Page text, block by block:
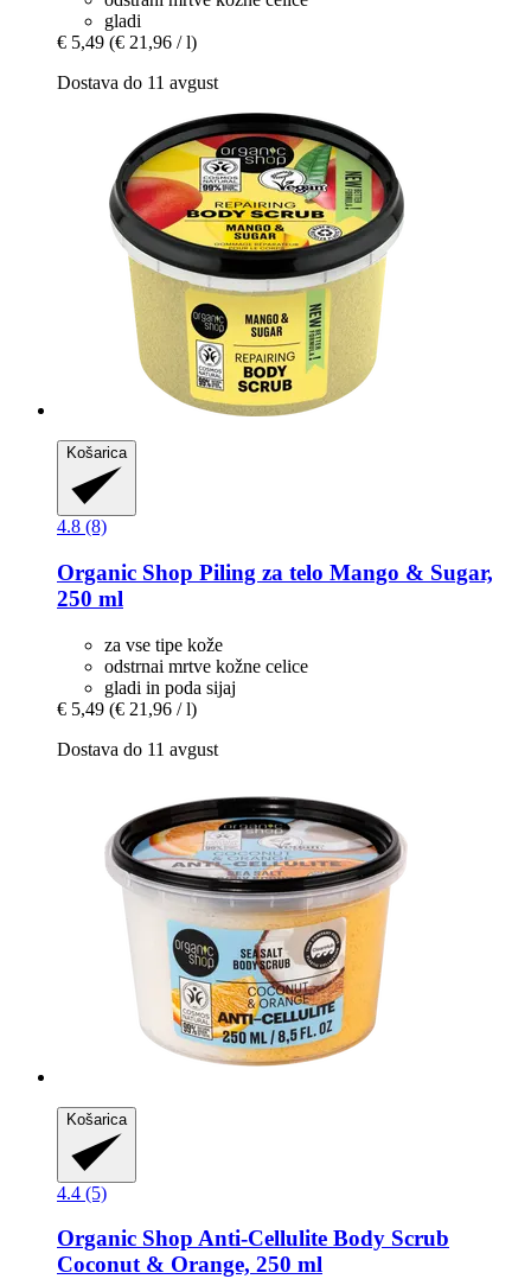
gladi
€ 5,49 (€ 21,96 / l)
Dostava do 11 avgust
Košarica
4.8 (8)
Organic Shop Piling za telo Mango & Sugar,
250 ml
za vse tipe kože
odstrnai mrtve kožne celice
gladi in poda sijaj
€ 5,49 (€ 21,96 / l)
Dostava do 11 avgust
Košarica
4.4 (5)
Organic Shop Anti-​Cellulite Body Scrub
Coconut & Orange, 250 ml